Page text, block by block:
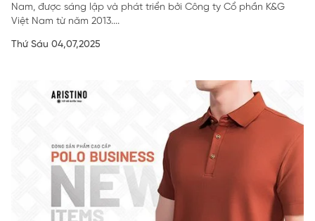
Nam, được sáng lập và phát triển bởi Công ty Cổ phần K&G
Việt Nam từ năm 2013....
Thứ Sáu 04,07,2025